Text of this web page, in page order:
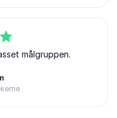
målgruppen.